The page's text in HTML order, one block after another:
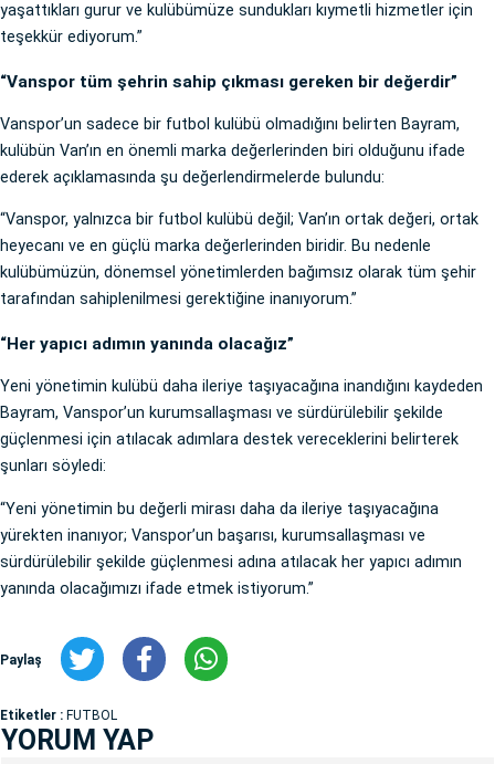
yaşattıkları gurur ve kulübümüze sundukları kıymetli hizmetler için
teşekkür ediyorum.”
“Vanspor tüm şehrin sahip çıkması gereken bir değerdir”
Vanspor’un sadece bir futbol kulübü olmadığını belirten Bayram,
kulübün Van’ın en önemli marka değerlerinden biri olduğunu ifade
ederek açıklamasında şu değerlendirmelerde bulundu:
“Vanspor, yalnızca bir futbol kulübü değil; Van’ın ortak değeri, ortak
heyecanı ve en güçlü marka değerlerinden biridir. Bu nedenle
kulübümüzün, dönemsel yönetimlerden bağımsız olarak tüm şehir
tarafından sahiplenilmesi gerektiğine inanıyorum.”
“Her yapıcı adımın yanında olacağız”
Yeni yönetimin kulübü daha ileriye taşıyacağına inandığını kaydeden
Bayram, Vanspor’un kurumsallaşması ve sürdürülebilir şekilde
güçlenmesi için atılacak adımlara destek vereceklerini belirterek
şunları söyledi:
“Yeni yönetimin bu değerli mirası daha da ileriye taşıyacağına
yürekten inanıyor; Vanspor’un başarısı, kurumsallaşması ve
sürdürülebilir şekilde güçlenmesi adına atılacak her yapıcı adımın
yanında olacağımızı ifade etmek istiyorum.”
Paylaş
Etiketler : FUTBOL
YORUM YAP